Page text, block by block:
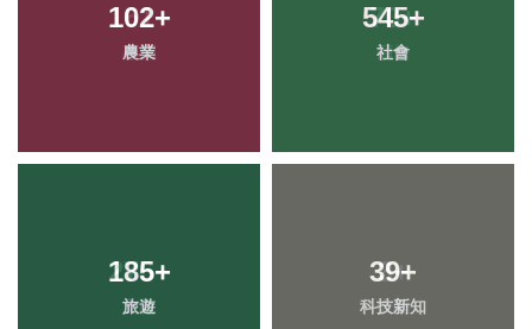
102+
農業
545+
社會
185+
旅遊
39+
科技新知